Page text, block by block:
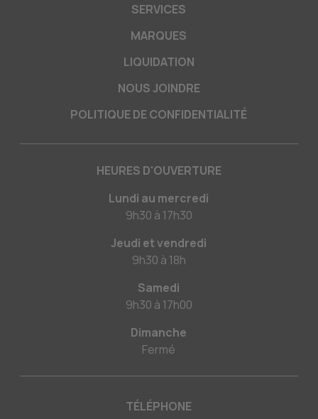
SERVICES
MARQUES
LIQUIDATION
NOUS JOINDRE
POLITIQUE DE CONFIDENTIALITÉ
HEURES D'OUVERTURE
Lundi au mercredi
9h30 à 17h30
Jeudi et vendredi
9h30 à 18h
Samedi
9h30 à 17h00
Dimanche
Fermé
TÉLÉPHONE